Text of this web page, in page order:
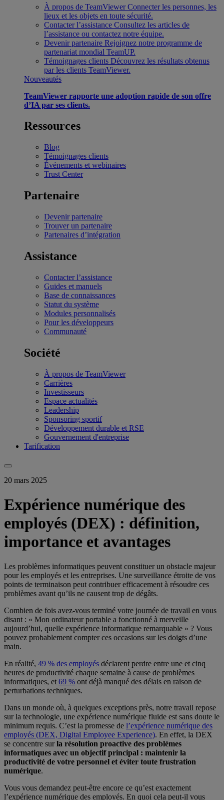
À propos de TeamViewer Connecter les personnes, les
lieux et les objets en toute sécurité.
Contacter l’assistance Consultez les articles de
l’assistance ou contactez notre équipe.
Devenir partenaire Rejoignez notre programme de
partenariat mondial TeamUP.
Témoignages clients Découvrez les résultats obtenus
par les clients TeamViewer.
Nouveautés
TeamViewer rapporte une adoption rapide de son offre
d’IA par ses clients.
Ressources
Blog
Témoignages clients
Événements et webinaires
Trust Center
Partenaire
Devenir partenaire
Trouver un partenaire
Partenaires d’intégration
Assistance
Contacter l’assistance
Guides et manuels
Base de connaissances
Statut du système
Modules personnalisés
Pour les développeurs
Communauté
Société
À propos de TeamViewer
Carrières
Investisseurs
Espace actualités
Leadership
Sponsoring sportif
Développement durable et RSE
Gouvernement d'entreprise
Tarification
20 mars 2025
Expérience numérique des
employés (DEX) : définition,
importance et avantages
Les problèmes informatiques peuvent constituer un obstacle majeur
pour les employés et les entreprises. Une surveillance étroite de vos
points de terminaison peut contribuer efficacement à résoudre ces
problèmes avant qu’ils ne causent trop de dégâts.
Combien de fois avez-vous terminé votre journée de travail en vous
disant : « Mon ordinateur portable a fonctionné à merveille
aujourd’hui, quelle expérience informatique remarquable » ? Vous
pouvez probablement compter ces occasions sur les doigts d’une
main.
En réalité, 49 % des employés déclarent perdre entre une et cinq
heures de productivité chaque semaine à cause de problèmes
informatiques, et 69 % ont déjà manqué des délais en raison de
perturbations techniques.
Dans un monde où, à quelques exceptions près, notre travail repose
sur la technologie, une expérience numérique fluide est sans doute le
minimum requis. C’est la promesse de l’expérience numérique des
employés (DEX, Digital Employee Experience). En effet, la DEX
se concentre surla résolution proactive des problèmes
informatiques avec un objectif principal : maintenir la
productivité de votre personnel et éviter toute frustration
numérique.
Vous vous demandez peut-être encore ce qu’est exactement
l’expérience numérique des employés. En quoi cela peut-il vous